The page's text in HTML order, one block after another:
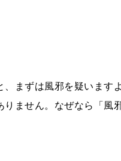
まずは風邪を疑います
ません。なぜなら「風